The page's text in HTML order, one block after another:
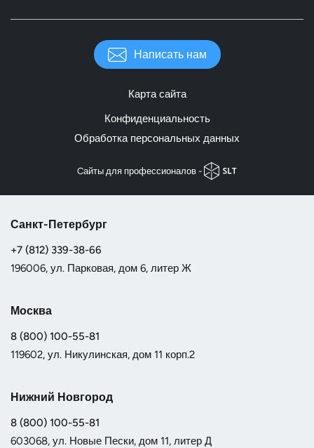
Написать нам
Карта сайта
Конфиденциальность
Обработка персональных данных
Cайты для профессионалов -
Санкт-Петербург
+7 (812) 339-38-66
196006, ул. Парковая, дом 6, литер Ж
Москва
8 (800) 100-55-81
119602, ул. Никулинская, дом 11 корп.2
Нижний Новгород
8 (800) 100-55-81
603068, ул. Новые Пески, дом 11, литер Д